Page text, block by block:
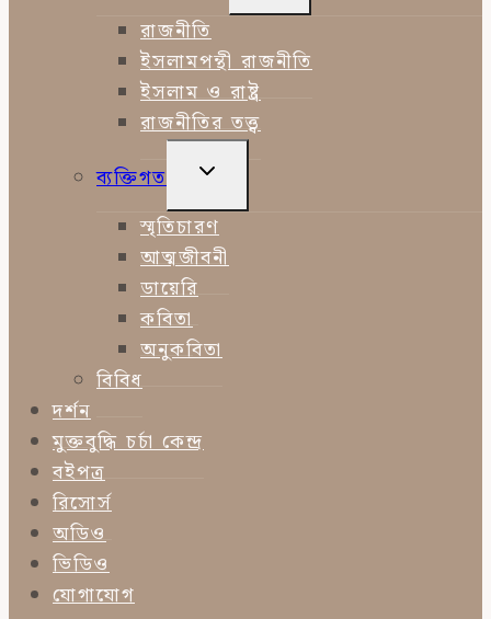
রাজনীতি
ইসলামপন্থী রাজনীতি
ইসলাম ও রাষ্ট্র
রাজনীতির তত্ত্ব
ব্যক্তিগত
TOGGLE
MENU
স্মৃতিচারণ
আত্মজীবনী
ডায়েরি
কবিতা
অনুকবিতা
বিবিধ
দর্শন
মুক্তবুদ্ধি চর্চা কেন্দ্র
বইপত্র
রিসোর্স
অডিও
ভিডিও
যোগাযোগ